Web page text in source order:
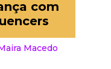
com
Macedo